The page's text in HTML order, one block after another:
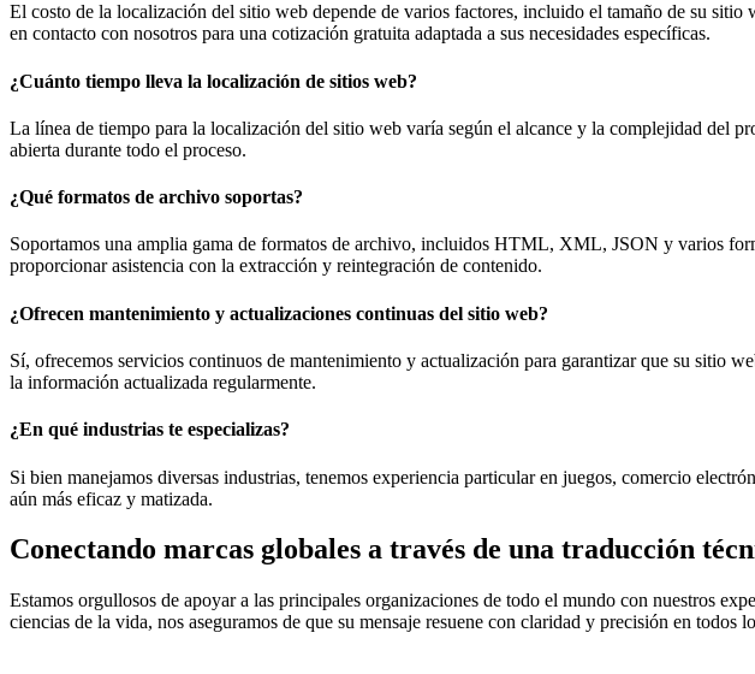
El costo de la localización del sitio web depende de varios factores, incluido el tamaño de su
en contacto con nosotros para una cotización gratuita adaptada a sus necesidades específicas.
¿Cuánto tiempo lleva la localización de sitios web?
La línea de tiempo para la localización del sitio web varía según el alcance y la complejidad del
abierta durante todo el proceso.
¿Qué formatos de archivo soportas?
Soportamos una amplia gama de formatos de archivo, incluidos HTML, XML, JSON y varios
proporcionar asistencia con la extracción y reintegración de contenido.
¿Ofrecen mantenimiento y actualizaciones continuas del sitio web?
Sí, ofrecemos servicios continuos de mantenimiento y actualización para garantizar que su sitio
la información actualizada regularmente.
¿En qué industrias te especializas?
Si bien manejamos diversas industrias, tenemos experiencia particular en juegos, comercio
aún más eficaz y matizada.
Conectando marcas globales a través de una traducción
Estamos orgullosos de apoyar a las principales organizaciones de todo el mundo con nuestros
ciencias de la vida, nos aseguramos de que su mensaje resuene con claridad y precisión en todos